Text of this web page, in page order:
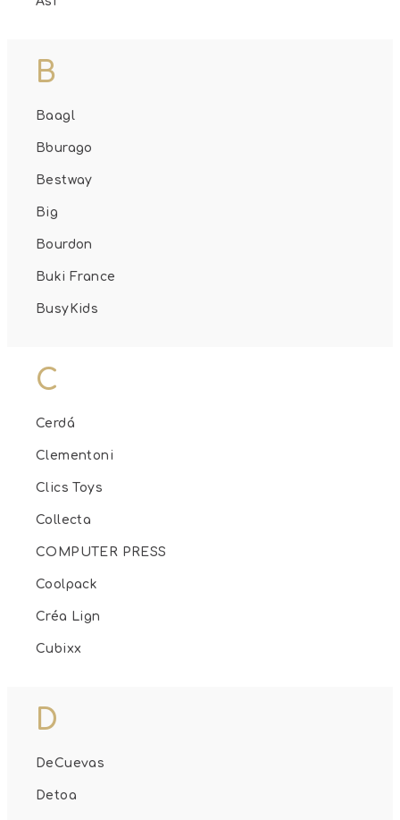
B
Baagl
Bburago
Bestway
Big
Bourdon
Buki France
BusyKids
C
Cerdá
Clementoni
Clics Toys
Collecta
COMPUTER PRESS
Coolpack
Créa Lign
Cubixx
D
DeCuevas
Detoa